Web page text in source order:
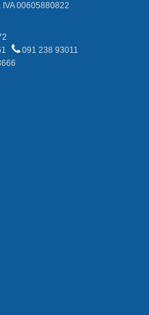
00605880822
091 238 93011